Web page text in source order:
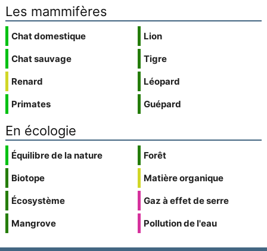
Les mammifères
Chat domestique
Chat sauvage
Renard
Primates
Lion
Tigre
Léopard
Guépard
En écologie
Équilibre de la nature
Biotope
Écosystème
Mangrove
Forêt
Matière organique
Gaz à effet de serre
Pollution de l'eau